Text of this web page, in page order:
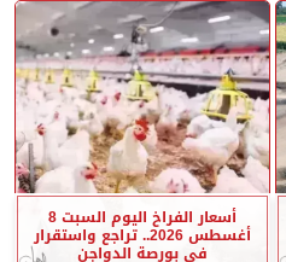
أسعار الفراخ اليوم السبت 8
أغسطس 2026.. تراجع واستقرار
في بورصة الدواجن